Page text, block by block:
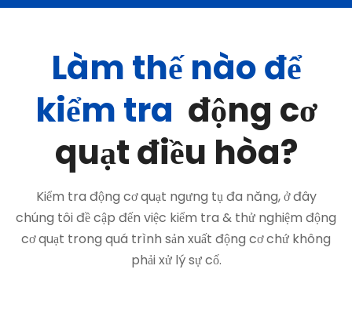
Làm thế nào để
kiểm tra động cơ
quạt điều hòa?
Kiểm tra động cơ quạt ngưng tụ đa năng, ở đây
chúng tôi đề cập đến việc kiểm tra & thử nghiệm động
cơ quạt trong quá trình sản xuất động cơ chứ không
phải xử lý sự cố.